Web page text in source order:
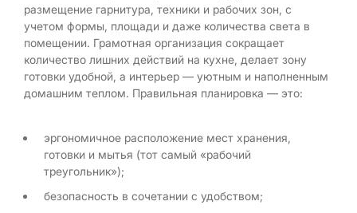
размещение гарнитура, техники и рабочих зон, с
учетом формы, площади и даже количества света в
помещении. Грамотная организация сокращает
количество лишних действий на кухне, делает зону
готовки удобной, а интерьер — уютным и наполненным
домашним теплом. Правильная планировка — это:
эргономичное расположение мест хранения,
готовки и мытья (тот самый «рабочий
треугольник»);
безопасность в сочетании с удобством;